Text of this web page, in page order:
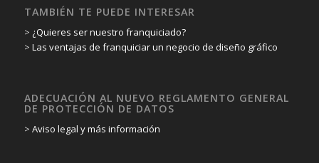
TAMBIÉN TE PUEDE INTERESAR
> ¿Quieres ser nuestro franquiciado?
> Las ventajas de franquiciar un negocio de diseño gráfico
ADECUACIÓN AL NUEVO REGLAMENTO GENERAL
DE PROTECCIÓN DE DATOS
> Aviso legal y más información